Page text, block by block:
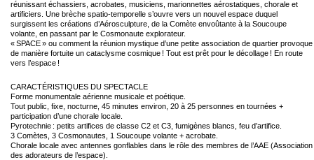
réunissant échassiers, acrobates, musiciens, marionnettes aérostatiques, chorale et
artificiers. Une brèche spatio-temporelle s’ouvre vers un nouvel espace duquel
surgissent les créations d’Aérosculpture, de la Comète envoûtante à la Soucoupe
volante, en passant par le Cosmonaute explorateur.
« SPACE » ou comment la réunion mystique d’une petite association de quartier provoque
de manière fortuite un cataclysme cosmique ! Tout est prêt pour le décollage ! En route
vers l’espace !
CARACTÉRISTIQUES DU SPECTACLE
Forme monumentale aérienne musicale et poétique.
Tout public, fixe, nocturne, 45 minutes environ, 20 à 25 personnes en tournées +
participation d’une chorale locale.
Pyrotechnie : petits artifices de classe C2 et C3, fumigènes blancs, feu d’artifice.
3 Comètes, 3 Cosmonautes, 1 Soucoupe volante + acrobate.
Chorale locale avec antennes gonflables dans le rôle des membres de l’AAE (Association
des adorateurs de l’espace).